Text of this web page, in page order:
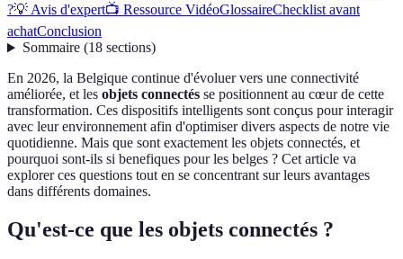
?💡 Avis d'expert📺 Ressource VidéoGlossaireChecklist avant
achatConclusion
Sommaire(18 sections)
En 2026, la Belgique continue d'évoluer vers une connectivité
améliorée, et les objets connectés se positionnent au cœur de cette
transformation. Ces dispositifs intelligents sont conçus pour interagir
avec leur environnement afin d'optimiser divers aspects de notre vie
quotidienne. Mais que sont exactement les objets connectés, et
pourquoi sont-ils si benefiques pour les belges ? Cet article va
explorer ces questions tout en se concentrant sur leurs avantages
dans différents domaines.
Qu'est-ce que les objets connectés ?